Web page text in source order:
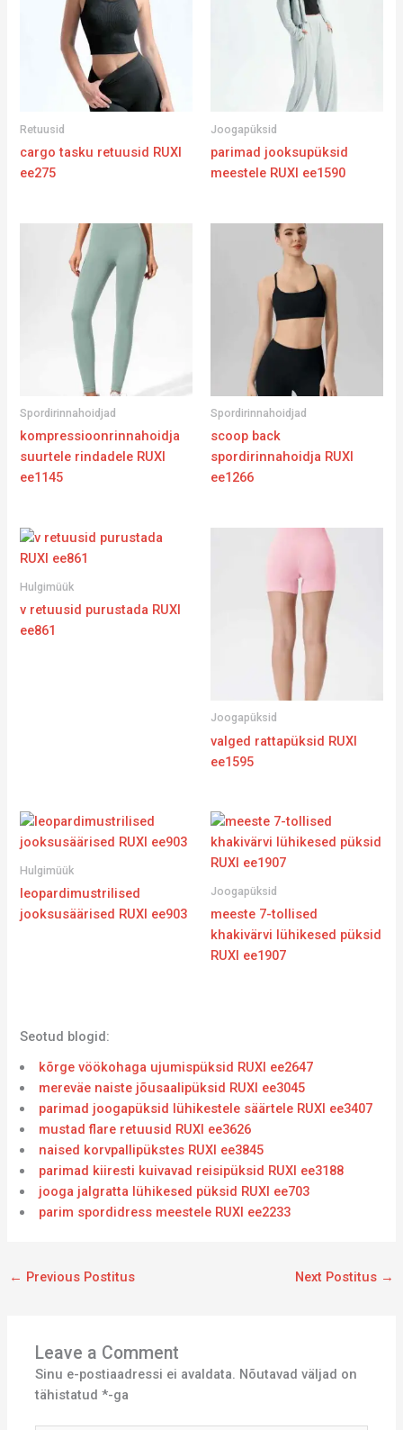
Retuusid
cargo tasku retuusid RUXI
ee275
Joogapüksid
parimad jooksupüksid
meestele RUXI ee1590
Spordirinnahoidjad
kompressioonrinnahoidja
suurtele rindadele RUXI
ee1145
Spordirinnahoidjad
scoop back
spordirinnahoidja RUXI
ee1266
Hulgimüük
v retuusid purustada RUXI
ee861
Joogapüksid
valged rattapüksid RUXI
ee1595
Hulgimüük
leopardimustrilised
jooksusäärised RUXI ee903
Joogapüksid
meeste 7-tollised
khakivärvi lühikesed püksid
RUXI ee1907
Seotud blogid:
kõrge vöökohaga ujumispüksid RUXI ee2647
mereväe naiste jõusaalipüksid RUXI ee3045
parimad joogapüksid lühikestele säärtele RUXI ee3407
mustad flare retuusid RUXI ee3626
naised korvpallipükstes RUXI ee3845
parimad kiiresti kuivavad reisipüksid RUXI ee3188
jooga jalgratta lühikesed püksid RUXI ee703
parim spordidress meestele RUXI ee2233
← Previous Postitus Next Postitus →
Leave a Comment
Sinu e-postiaadressi ei avaldata. Nõutavad väljad on
tähistatud*-ga